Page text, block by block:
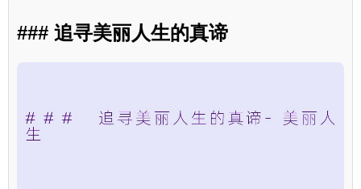
### 追寻美丽人生的真谛